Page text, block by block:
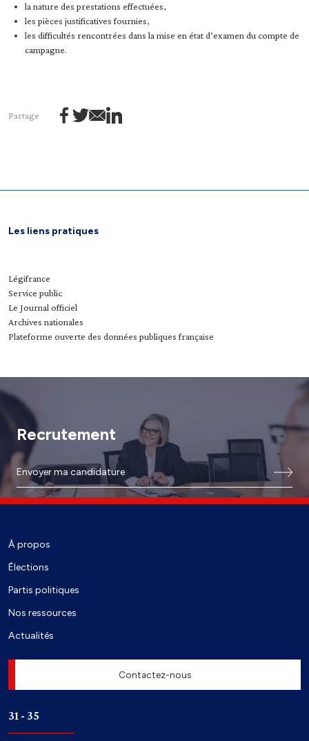
la nature des prestations effectuées,
les pièces justificatives fournies,
les difficultés rencontrées dans la mise en état d’examen du compte de
campagne.
Partage
Les liens pratiques
Légifrance
Service public
Le Journal officiel
Archives nationales
Plateforme ouverte des données publiques française
Recrutement
Envoyer ma candidature
À propos
Élections
Partis politiques
Nos ressources
Actualités
Contactez-nous
31 - 35